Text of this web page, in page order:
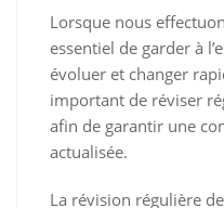
Lorsque nous
essentiel de garder à
évoluer et changer
important de réviser
afin de garantir une
actualisée.
La révision régulière